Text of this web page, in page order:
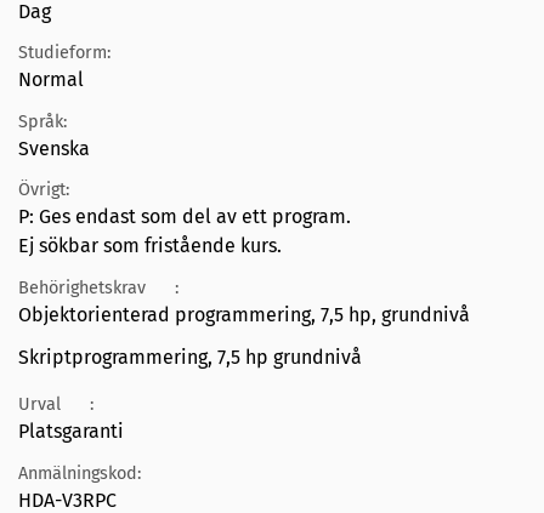
Dag
Studieform:
Normal
Språk:
Svenska
Övrigt:
P: Ges endast som del av ett program.
Ej sökbar som fristående kurs.
Behörighetskrav :
Objektorienterad programmering, 7,5 hp, grundnivå
Skriptprogrammering, 7,5 hp grundnivå
Urval :
Platsgaranti
Anmälningskod:
HDA-V3RPC